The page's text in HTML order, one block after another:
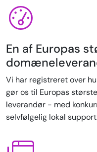
En af Europas
Vi har registreret over
gør os til Europas
leverandør - med
selvfølgelig lokal